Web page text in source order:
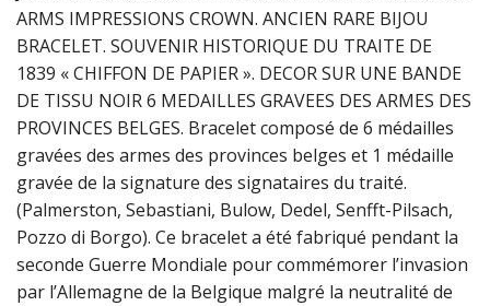
ARMS IMPRESSIONS CROWN. ANCIEN RARE BIJOU
BRACELET. SOUVENIR HISTORIQUE DU TRAITE DE
1839 « CHIFFON DE PAPIER ». DECOR SUR UNE BANDE
DE TISSU NOIR 6 MEDAILLES GRAVEES DES ARMES DES
PROVINCES BELGES. Bracelet composé de 6 médailles
gravées des armes des provinces belges et 1 médaille
gravée de la signature des signataires du traité.
(Palmerston, Sebastiani, Bulow, Dedel, Senfft-Pilsach,
Pozzo di Borgo). Ce bracelet a été fabriqué pendant la
seconde Guerre Mondiale pour commémorer l’invasion
par l’Allemagne de la Belgique malgré la neutralité de